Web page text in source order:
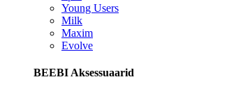
Young Users
Milk
Maxim
Evolve
BEEBI Aksessuaarid